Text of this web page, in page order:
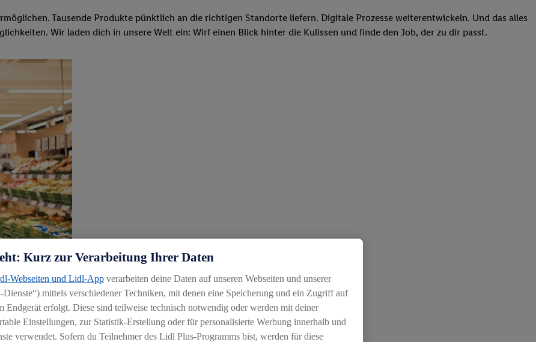
Tausende Produkte pünktlich an die richtigen Standorte liefern. Digitale Prozesse weiterentwickeln. Und das alles
Wir laden dich in unsere Welt ein: Wirf einen Blick hinter die Kulissen und finde den Job, der zu dir passt.
Kurz zur Verarbeitung Ihrer Daten
Webseiten und Lidl-App verarbeiten deine Daten auf unseren Webseiten und unserer
mittels verschiedener Techniken, mit denen eine Speicherung und ein Zugriff auf
Endgerät erfolgt. Diese sind teilweise technisch notwendig oder werden mit deiner
Einstellungen, zur Statistik-Erstellung oder für personalisierte Werbung innerhalb und
verwendet. Sofern du Teilnehmer des Lidl Plus-Programms bist, werden für diese